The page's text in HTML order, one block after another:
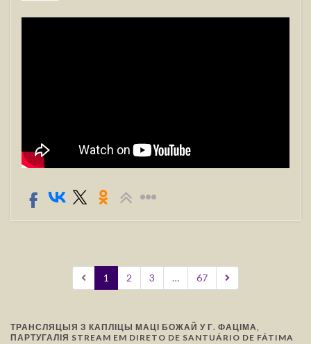
1 2 3 … 67
ТРАНСЛЯЦЫЯ З КАПЛІЦЫ МАЦІ БОЖАЙ У Г. ФАЦІМА,
ПАРТУГАЛІЯ STREAM EM DIRETO DE SANTUÁRIO DE FÁTIMA